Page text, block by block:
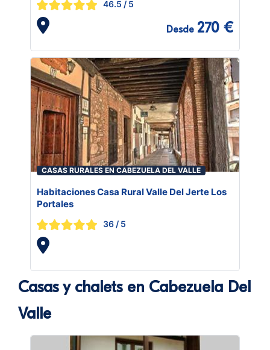
46.5 / 5
Desde 270 €
CASAS RURALES EN CABEZUELA DEL VALLE
Habitaciones Casa Rural Valle Del Jerte Los
Portales
36 / 5
Casas y chalets en Cabezuela Del
Valle